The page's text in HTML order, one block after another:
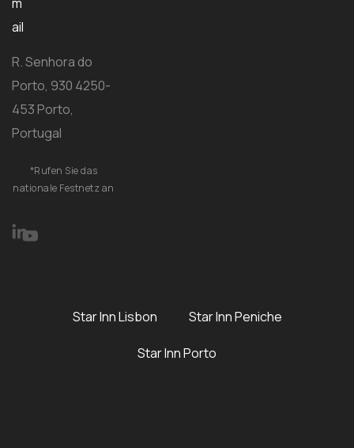
ail
R. Senhora do
Porto, 930 4250-
453 Porto,
Portugal
*Rufen Sie das
nationale Festnetz an
Star Inn Lisbon Star Inn Peniche
Star Inn Porto